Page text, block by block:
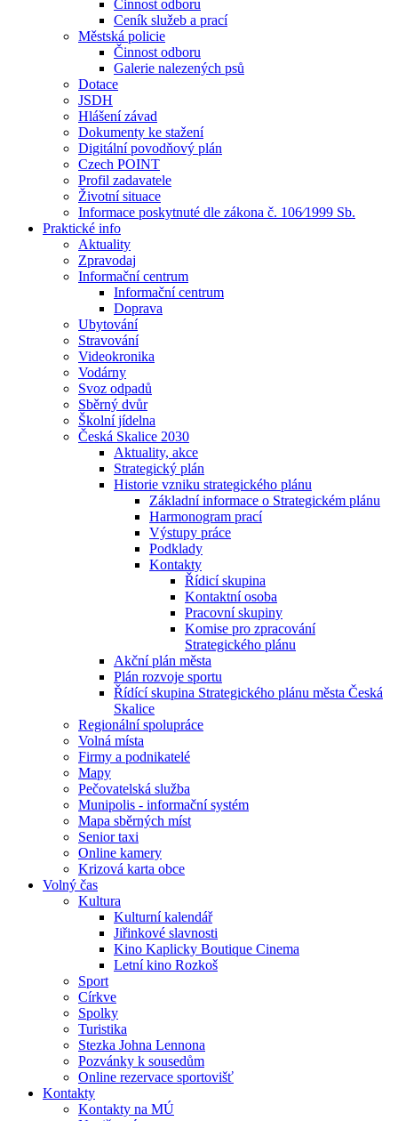
Činnost odboru
Ceník služeb a prací
Městská policie
Činnost odboru
Galerie nalezených psů
Dotace
JSDH
Hlášení závad
Dokumenty ke stažení
Digitální povodňový plán
Czech POINT
Profil zadavatele
Životní situace
Informace poskytnuté dle zákona č. 106⁄1999 Sb.
Praktické info
Aktuality
Zpravodaj
Informační centrum
Informační centrum
Doprava
Ubytování
Stravování
Videokronika
Vodárny
Svoz odpadů
Sběrný dvůr
Školní jídelna
Česká Skalice 2030
Aktuality, akce
Strategický plán
Historie vzniku strategického plánu
Základní informace o Strategickém plánu
Harmonogram prací
Výstupy práce
Podklady
Kontakty
Řídicí skupina
Kontaktní osoba
Pracovní skupiny
Komise pro zpracování
Strategického plánu
Akční plán města
Plán rozvoje sportu
Řídící skupina Strategického plánu města Česká
Skalice
Regionální spolupráce
Volná místa
Firmy a podnikatelé
Mapy
Pečovatelská služba
Munipolis - informační systém
Mapa sběrných míst
Senior taxi
Online kamery
Krizová karta obce
Volný čas
Kultura
Kulturní kalendář
Jiřinkové slavnosti
Kino Kaplicky Boutique Cinema
Letní kino Rozkoš
Sport
Církve
Spolky
Turistika
Stezka Johna Lennona
Pozvánky k sousedům
Online rezervace sportovišť
Kontakty
Kontakty na MÚ